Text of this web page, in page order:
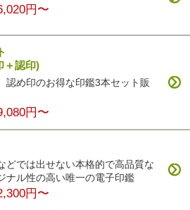
円〜
＋認印)
認め印のお得な印鑑3本セット販
円〜
どでは出せない本格的で高品質な
ナル性の高い唯一の電子印鑑
円〜